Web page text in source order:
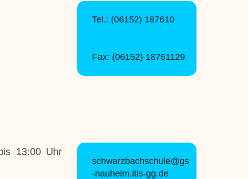
Tel.: (06152) 187610
Fax: (06152) 18761129
13:00 Uhr
schwarzbachschule@gs
-nauheim.itis-gg.de